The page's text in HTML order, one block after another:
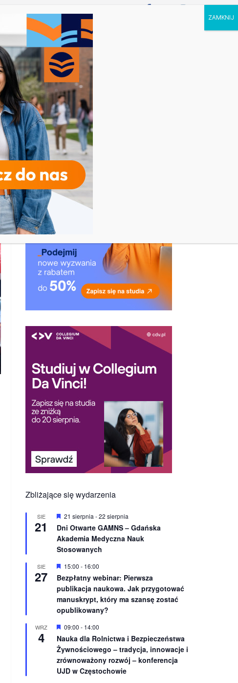
TOP STUDIA KALENDARZ
Zbliżające się wydarzenia
SIE
21
W
r
ó
ż
n
o
n
e
21 sierpnia -22 sierpnia
Dni Otwarte GAMNS – Gdańska
Akademia Medyczna Nauk
Stosowanych
SIE
27
W
r
ó
ż
n
i
n
e
15:00 - 16:00
Bezpłatny webinar: Pierwsza
publikacja naukowa. Jak przygotować
manuskrypt, który ma szansę zostać
opublikowany?
WRZ
4
W
r
ó
ż
n
i
09:00 - 14:00
Nauka dla Rolnictwa i Bezpieczeństwa
Żywnościowego – tradycja, innowacje i
zrównoważony rozwój – konferencja
UJD w Częstochowie